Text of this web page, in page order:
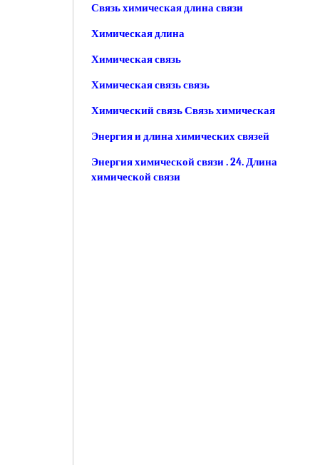
Связь химическая длина связи
Химическая длина
Химическая связь
Химическая связь связь
Химический связь Связь химическая
Энергия и длина химических связей
Энергия химической связи . 24. Длина
химической связи